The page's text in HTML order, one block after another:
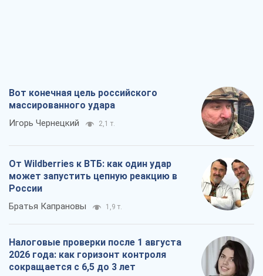
Вот конечная цель российского
массированного удара
Игорь Чернецкий 2,1 т.
От Wildberries к ВТБ: как один удар
может запустить цепную реакцию в
России
Братья Капрановы 1,9 т.
Налоговые проверки после 1 августа
2026 года: как горизонт контроля
сокращается с 6,5 до 3 лет